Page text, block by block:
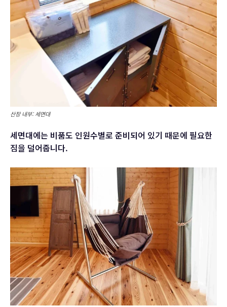
산장 내부: 세면대
세면대에는 비품도 인원수별로 준비되어 있기 때문에 필요한
짐을 덜어줍니다.